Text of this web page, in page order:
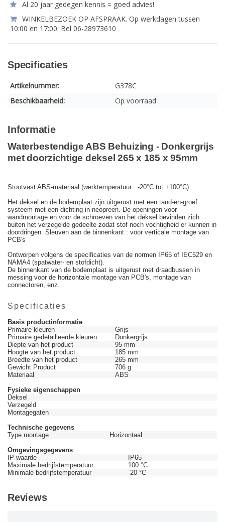
Al 20 jaar gedegen kennis = goed advies!
WINKELBEZOEK OP AFSPRAAK. Op werkdagen tussen
10:00 en 17:00. Bel 06-28973610
Specificaties
Artikelnummer:
G378C
Beschikbaarheid:
Op voorraad
Informatie
Waterbestendige ABS Behuizing - Donkergrijs
met doorzichtige deksel 265 x 185 x 95mm
Stootvast ABS-materiaal (werktemperatuur : -20°C tot +100°C).
Het deksel en de bodemplaat zijn uitgerust met een tand-en-groef
systeem met een dichting in neopreen. De openingen voor
wandmontage en voor de schroeven van het deksel bevinden zich
buiten het verzegelde gedeelte zodat stof noch vochtigheid er kunnen in
doordringen. Sleuven aan de binnenkant : voor verticale montage van
PCB's
Ontworpen volgens de specificaties van de normen IP65 of IEC529 en
NAMA4 (spatwater- en stofdicht).
De binnenkant van de bodemplaat is uitgerust met draadbussen in
messing voor de horizontale montage van PCB's, montage van
connectoren, enz.
Specificaties
Basis productinformatie
Primaire kleuren
Grijs
Primaire gedetailleerde kleuren
Donkergrijs
Diepte van het product
95 mm
Hoogte van het product
185 mm
Breedte van het product
265 mm
Gewicht Product
706 g
Materiaal
ABS
Fysieke eigenschappen
Deksel
Verzegeld
Montagegaten
Technische gegevens
Type montage
Horizontaal
Omgevingsgegevens
IP waarde
IP65
Maximale bedrijfstemperatuur
100 °C
Minimale bedrijfstemperatuur
-20 °C
Reviews